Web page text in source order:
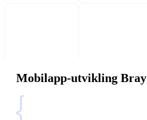
Mobilapp-utvikling Bray